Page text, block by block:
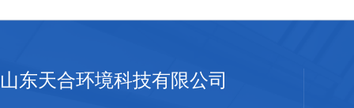
山东天合环境科技有限公司